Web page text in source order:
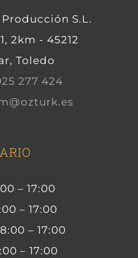
S.L.
2km - 45212
Toledo
277 424
– 17:00
– 17:00
8:00 – 17:00
– 17:00